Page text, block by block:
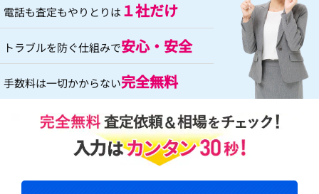
電話も査定もやりとりは １社だけ
トラブルを防ぐ仕組みで安心・安全
手数料は一切かからない完全無料